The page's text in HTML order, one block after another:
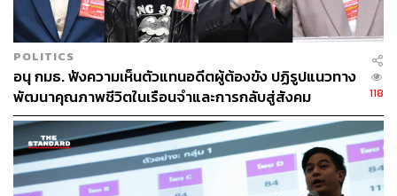
POLITICS
อนุ กมธ. ฟังความเห็นตัวแทนอดีตผู้ต้องขัง ปฏิรูปแนวทาง
พัฒนาคุณภาพชีวิตในเรือนจำและการกลับสู่สังคม
118